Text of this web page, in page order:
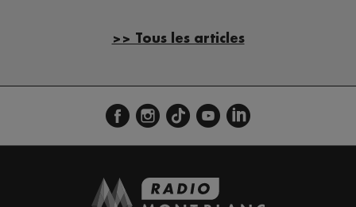
>> Tous les articles